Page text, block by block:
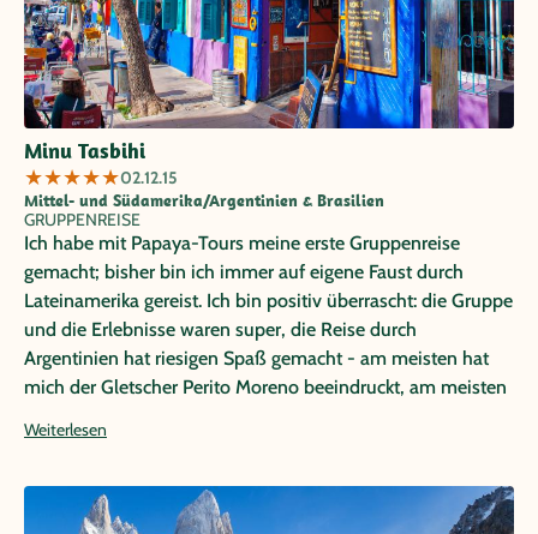
Minu Tasbihi
★★★★★02.12.15
Mittel- und Südamerika/Argentinien & Brasilien
GRUPPENREISE
Ich habe mit Papaya-Tours meine erste Gruppenreise
gemacht; bisher bin ich immer auf eigene Faust durch
Lateinamerika gereist. Ich bin positiv überrascht: die Gruppe
und die Erlebnisse waren super, die Reise durch
Argentinien hat riesigen Spaß gemacht - am meisten hat
mich der Gletscher Perito Moreno beeindruckt, am meisten
Wasserfällen Iguazu hat man beides - Spaß bei der
Weiterlesen